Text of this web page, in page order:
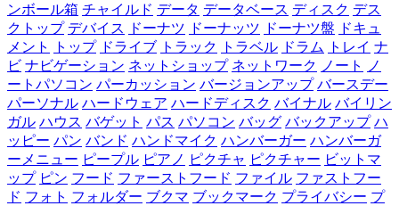
ンボール箱 チャイルド データ データベース ディスク デス
クトップ デバイス ドーナツ ドーナッツ ドーナツ盤 ドキュ
メント
トップ ドライブ トラック トラベル ドラム トレイ ナ
ビ ナビゲーション ネットショップ ネットワーク ノート
ノ
ートパソコン パーカッション バージョンアップ バースデー
パーソナル ハードウェア ハードディスク バイナル バイリン
ガル ハウス バゲット パス パソコン バッグ バックアップ ハ
ッピー パン バンド ハンドマイク ハンバーガー ハンバーガ
ーメニュー ピープル ピアノ ピクチャ ピクチャー ビットマ
ップ ピン フード ファーストフード ファイル ファストフー
ド フォト フォルダー ブクマ ブックマーク プライバシー プ